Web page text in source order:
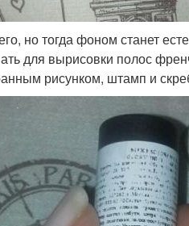
но тогда фоном станет
для вырисовки полос
рисунком, штамп и